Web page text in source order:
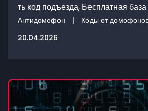
ть код подъезда, Бесплатная
Антидомофон | Коды от
20.04.2026